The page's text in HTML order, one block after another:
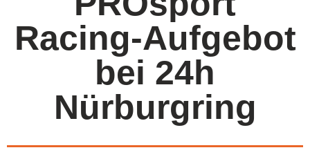
Racing-Aufgebot
bei 24h
Nürburgring